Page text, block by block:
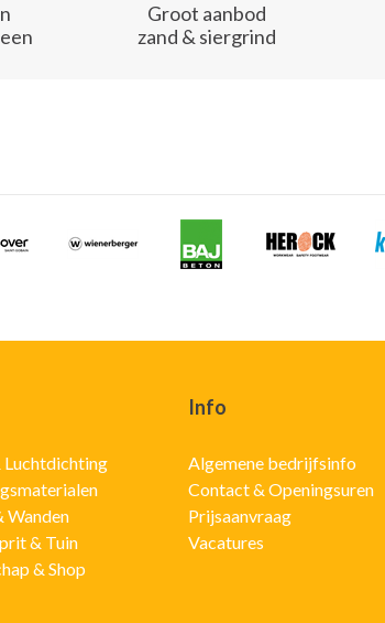
Groot aanbod
zand & siergrind
Luchtdichting
Wanden
& Tuin
& Shop
Info
Algemene bedrijfsinfo
Contact & Openingsuren
Prijsaanvraag
Vacatures